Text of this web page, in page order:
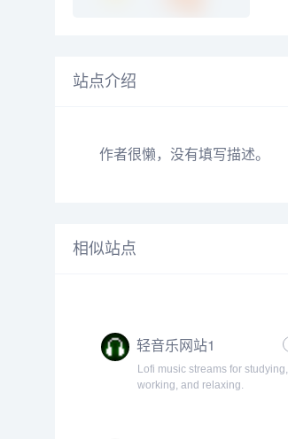
站点介绍
作者很懒，没有填写描述。
相似站点
轻音乐网站1
Lofi music streams for studying,
working, and relaxing.